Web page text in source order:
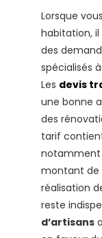
Lorsque
habitation,
des
spécialisés
Les devis
une bonne
des
tarif
notamment
montant de
réalisation
reste
d’artisans